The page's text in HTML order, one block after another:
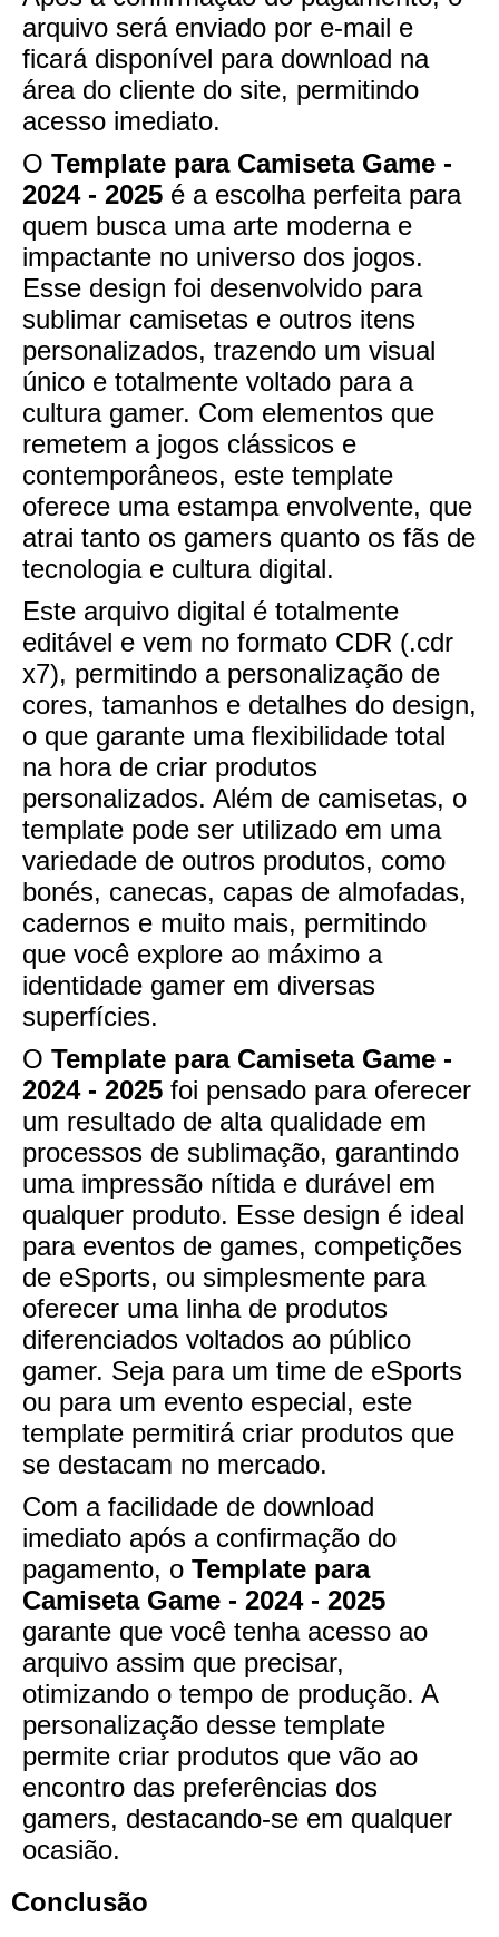
arquivo será enviado por e-mail e
ficará disponível para download na
área do cliente do site, permitindo
acesso imediato.
O Template para Camiseta Game -
2024 - 2025 é a escolha perfeita para
quem busca uma arte moderna e
impactante no universo dos jogos.
Esse design foi desenvolvido para
sublimar camisetas e outros itens
personalizados, trazendo um visual
único e totalmente voltado para a
cultura gamer. Com elementos que
remetem a jogos clássicos e
contemporâneos, este template
oferece uma estampa envolvente, que
atrai tanto os gamers quanto os fãs de
tecnologia e cultura digital.
Este arquivo digital é totalmente
editável e vem no formato CDR (.cdr
x7), permitindo a personalização de
cores, tamanhos e detalhes do design,
o que garante uma flexibilidade total
na hora de criar produtos
personalizados. Além de camisetas, o
template pode ser utilizado em uma
variedade de outros produtos, como
bonés, canecas, capas de almofadas,
cadernos e muito mais, permitindo
que você explore ao máximo a
identidade gamer em diversas
superfícies.
O Template para Camiseta Game -
2024 - 2025 foi pensado para oferecer
um resultado de alta qualidade em
processos de sublimação, garantindo
uma impressão nítida e durável em
qualquer produto. Esse design é ideal
para eventos de games, competições
de eSports, ou simplesmente para
oferecer uma linha de produtos
diferenciados voltados ao público
gamer. Seja para um time de eSports
ou para um evento especial, este
template permitirá criar produtos que
se destacam no mercado.
Com a facilidade de download
imediato após a confirmação do
pagamento, o Template para
Camiseta Game - 2024 - 2025
garante que você tenha acesso ao
arquivo assim que precisar,
otimizando o tempo de produção. A
personalização desse template
permite criar produtos que vão ao
encontro das preferências dos
gamers, destacando-se em qualquer
ocasião.
Conclusão